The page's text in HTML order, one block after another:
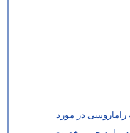
راماروسی در مورد